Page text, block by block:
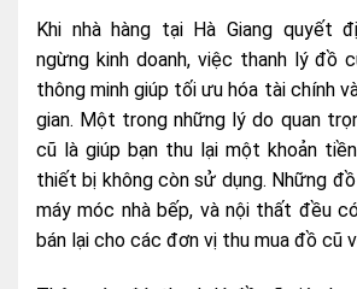
Khi nhà hàng tại Hà Giang quyết
ngừng kinh doanh, việc thanh lý đồ
thông minh giúp tối ưu hóa tài chính
gian. Một trong những lý do quan
cũ là giúp bạn thu lại một khoản
thiết bị không còn sử dụng. Những
máy móc nhà bếp, và nội thất đều
bán lại cho các đơn vị thu mua đồ cũ